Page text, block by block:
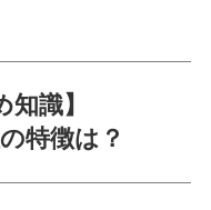
知識】
特徴は？